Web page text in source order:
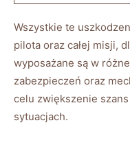
Wszystkie te
pilota oraz całej misji,
wyposażane są w
zabezpieczeń oraz
celu zwiększenie
sytuacjach.